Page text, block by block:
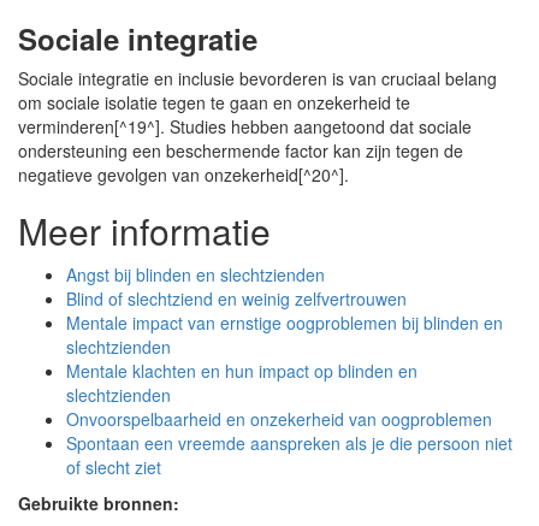
Sociale integratie
Sociale integratie en inclusie bevorderen is van cruciaal belang
om sociale isolatie tegen te gaan en onzekerheid te
verminderen[^19^]. Studies hebben aangetoond dat sociale
ondersteuning een beschermende factor kan zijn tegen de
negatieve gevolgen van onzekerheid[^20^].
Meer informatie
Angst bij blinden en slechtzienden
Blind of slechtziend en weinig zelfvertrouwen
Mentale impact van ernstige oogproblemen bij blinden en
slechtzienden
Mentale klachten en hun impact op blinden en
slechtzienden
Onvoorspelbaarheid en onzekerheid van oogproblemen
Spontaan een vreemde aanspreken als je die persoon niet
of slecht ziet
Gebruikte bronnen: